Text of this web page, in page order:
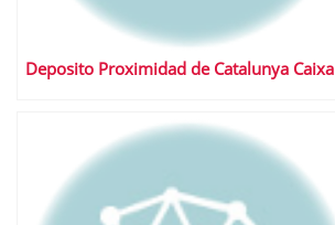
Deposito Proximidad de Catalunya Caixa